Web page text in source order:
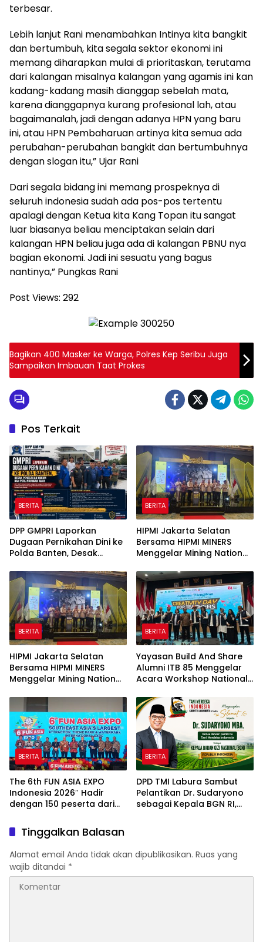
terbesar.
Lebih lanjut Rani menambahkan Intinya kita bangkit
dan bertumbuh, kita segala sektor ekonomi ini
memang diharapkan mulai di prioritaskan, terutama
dari kalangan misalnya kalangan yang agamis ini kan
kadang-kadang masih dianggap sebelah mata,
karena dianggapnya kurang profesional lah, atau
bagaimanalah, jadi dengan adanya HPN yang baru
ini, atau HPN Pembaharuan artinya kita semua ada
perubahan-perubahan bangkit dan bertumbuhnya
dengan slogan itu,” Ujar Rani
Dari segala bidang ini memang prospeknya di
seluruh indonesia sudah ada pos-pos tertentu
apalagi dengan Ketua kita Kang Topan itu sangat
luar biasanya beliau menciptakan selain dari
kalangan HPN beliau juga ada di kalangan PBNU nya
bagian ekonomi. Jadi ini sesuatu yang bagus
nantinya,” Pungkas Rani
Post Views: 292
Bagikan 400 Masker ke Warga, Polres Kep Seribu Juga
Sampaikan Imbauan Taat Prokes
Pos Terkait
BERITA
DPP GMPRI Laporkan
Dugaan Pernikahan Dini ke
Polda Banten, Desak
Perlindungan Anak
BERITA
HIPMI Jakarta Selatan
Bersama HIPMI MINERS
Menggelar Mining Nation
Indah Golf Jakarta
BERITA
HIPMI Jakarta Selatan
Bersama HIPMI MINERS
Menggelar Mining Nation
Indah Golf Jakarta
BERITA
Yayasan Build And Share
Alumni ITB 85 Menggelar
Acara Workshop National
2026 & Dibuka Resmi
Pramono Anung (Gubernur
DKI Jakarta)
BERITA
The 6th FUN ASIA EXPO
Indonesia 2026″ Hadir
dengan 150 peserta dari
Industri Taman Rekreasi
dan Ekosistem Pariwisata
di Tanah Air
BERITA
DPD TMI Labura Sambut
Pelantikan Dr. Sudaryono
sebagai Kepala BGN RI,
Tinggalkan Balasan
Alamat email Anda tidak akan dipublikasikan. Ruas yang
wajib ditandai *